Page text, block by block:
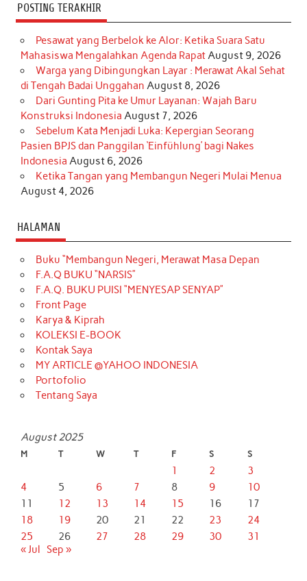
POSTING TERAKHIR
Pesawat yang Berbelok ke Alor: Ketika Suara Satu
Mahasiswa Mengalahkan Agenda RapatAugust 9, 2026
Warga yang Dibingungkan Layar : Merawat Akal Sehat
di Tengah Badai Unggahan August 8, 2026
Dari Gunting Pita ke Umur Layanan: Wajah Baru
Konstruksi Indonesia August 7, 2026
Sebelum Kata Menjadi Luka: Kepergian Seorang
Pasien BPJS dan Panggilan ‘Einfühlung’ bagi Nakes
Indonesia August 6, 2026
Ketika Tangan yang Membangun Negeri Mulai Menua
August 4, 2026
HALAMAN
Buku “Membangun Negeri, Merawat Masa Depan
F.A.Q BUKU “NARSIS”
F.A.Q. BUKU PUISI “MENYESAP SENYAP”
Front Page
Karya & Kiprah
KOLEKSI E-BOOK
Kontak Saya
MY ARTICLE @YAHOO INDONESIA
Portofolio
Tentang Saya
August 2025
M T W T F S S
1 2
3
4
5 6 7 8 9
10
11
12 13 14 15 16
17
18
19 20 21 22 23
24
25
26 27 28 29 30
31
« Jul
Sep »